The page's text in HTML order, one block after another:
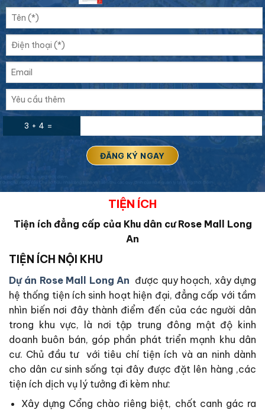
3 + 4 =
TIỆN ÍCH
Tiện ích đẳng cấp của Khu dân cưRose Mall Long
An
TIỆN ÍCH NỘI KHU
Dự án Rose Mall Long An được quy hoạch, xây dựng
hệ thống tiện ích sinh hoạt hiện đại, đẳng cấp với tầm
nhìn biến nơi đây thành điểm đến của các người dân
trong khu vực, là nơi tập trung đông mật độ kinh
doanh buôn bán, góp phần phát triển mạnh khu dân
cư. Chủ đầu tư với tiêu chí tiện ích và an ninh dành
cho dân cư sinh sống tại đây được đặt lên hàng ,các
tiện ích dịch vụ lý tưởng đi kèm như:
Xây dựng Cổng chào riêng biệt, chốt canh gác ra